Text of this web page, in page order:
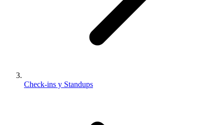
Check-ins y Standups